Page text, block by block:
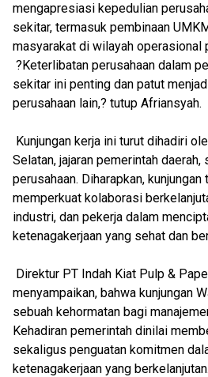
mengapresiasi kepedulian
sekitar, termasuk pembinaan
masyarakat di wilayah operasional
?Keterlibatan perusahaan dalam
sekitar ini penting dan patut
perusahaan lain,? tutup Afriansyah.
Kunjungan kerja ini turut dihadiri
Selatan, jajaran pemerintah
perusahaan. Diharapkan,
memperkuat kolaborasi
industri, dan pekerja dalam
ketenagakerjaan yang sehat dan
Direktur PT Indah Kiat Pulp &
menyampaikan, bahwa kunjungan
sebuah kehormatan bagi
Kehadiran pemerintah dinilai
sekaligus penguatan komitmen
ketenagakerjaan yang berkelanjutan.